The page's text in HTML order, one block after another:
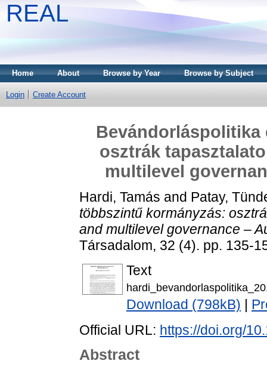
REAL
Home About Browse by Year Browse by Subject
Login Create Account
osztrák
multilevel
Hardi, Tamás and Patay,
többszintű kormányzás:
and multilevel governance –
Társadalom, 32 (4). pp. 135-
Text
Download (798kB)
Official URL: https://doi.org/
Abstract